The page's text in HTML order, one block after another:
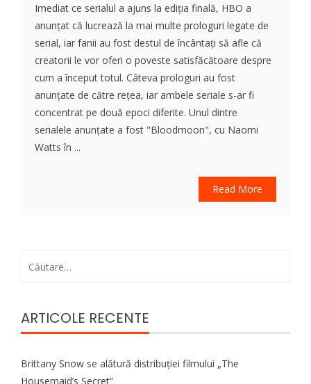
Imediat ce serialul a ajuns la ediția finală, HBO a
anunțat că lucrează la mai multe prologuri legate de
serial, iar fanii au fost destul de încântați să afle că
creatorii le vor oferi o poveste satisfăcătoare despre
cum a început totul. Câteva prologuri au fost
anunțate de către rețea, iar ambele seriale s-ar fi
concentrat pe două epoci diferite. Unul dintre
serialele anunțate a fost "Bloodmoon", cu Naomi
Watts în ...
Read More
ARTICOLE RECENTE
Brittany Snow se alătură distribuției filmului „The
Housemaid’s Secret”